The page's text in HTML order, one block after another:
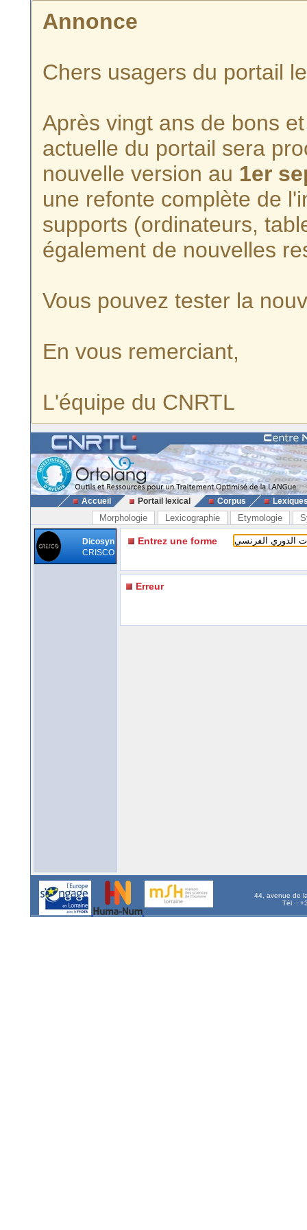
Annonce
Chers usagers du portail
Après vingt ans de bons
actuelle du portail sera
nouvelle version au 1er
une refonte complète de
supports (ordinateurs,
également de nouvelles
Vous pouvez tester la
En vous remerciant,
L'équipe du CNRTL
Accueil Portail lexical Corpus
Morphologie Lexicographie Etymologie
Dicosyn
CRISCO
Entrez une forme
Erreur
44, avenue de
Tél. :